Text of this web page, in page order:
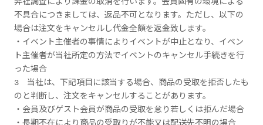
不具合につきましては、返品不可となります。ただし、以下の
場合は注文をキャンセルし代金全額を返金致します。
・イベント主催者の事情によりイベントが中止となり、イベン
ト主催者が当社所定の方法でイベントのキャンセル手続きを行
った場合
3 当社は、下記項目に該当する場合、商品の受取を拒否したも
のと判断し、注文をキャンセルすることがあります。
・会員及びゲスト会員が商品の受取を怠り若しくは拒んだ場合